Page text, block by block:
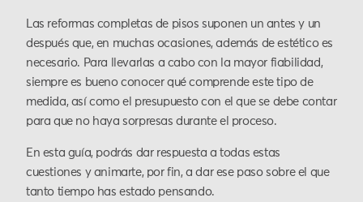
Las reformas completas de pisos suponen un antes y un
después que, en muchas ocasiones, además de estético es
necesario. Para llevarlas a cabo con la mayor fiabilidad,
siempre es bueno conocer qué comprende este tipo de
medida, así como el presupuesto con el que se debe contar
para que no haya sorpresas durante el proceso.
En esta guía, podrás dar respuesta a todas estas
cuestiones y animarte, por fin, a dar ese paso sobre el que
tanto tiempo has estado pensando.